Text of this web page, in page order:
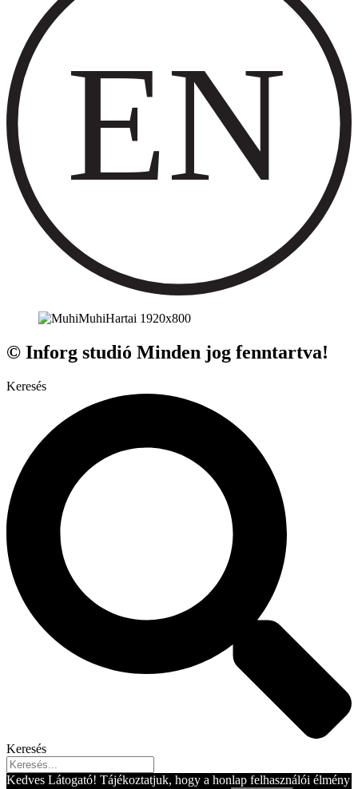
© Inforg studió Minden jog fenntartva!
Keresés
Keresés
Kedves Látogató! Tájékoztatjuk, hogy a honlap felhasználói élmény